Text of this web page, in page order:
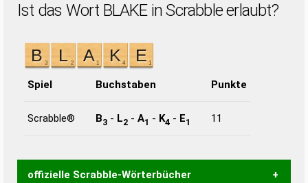
Ist das Wort BLAKE in Scrabble erlaubt?
Spiel Buchstaben Punkte
Scrabble® B3 - L2 - A1 - K4 - E1 11
offizielle Scrabble-Wörterbücher